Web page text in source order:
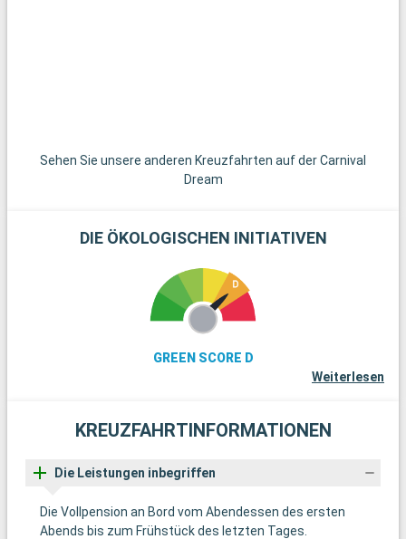
Sehen Sie unsere anderen Kreuzfahrten auf der Carnival
Dream
DIE ÖKOLOGISCHEN INITIATIVEN
GREEN SCORE D
Weiterlesen
KREUZFAHRTINFORMATIONEN
Die Leistungen inbegriffen
Die Vollpension an Bord vom Abendessen des ersten
Abends bis zum Frühstück des letzten Tages.